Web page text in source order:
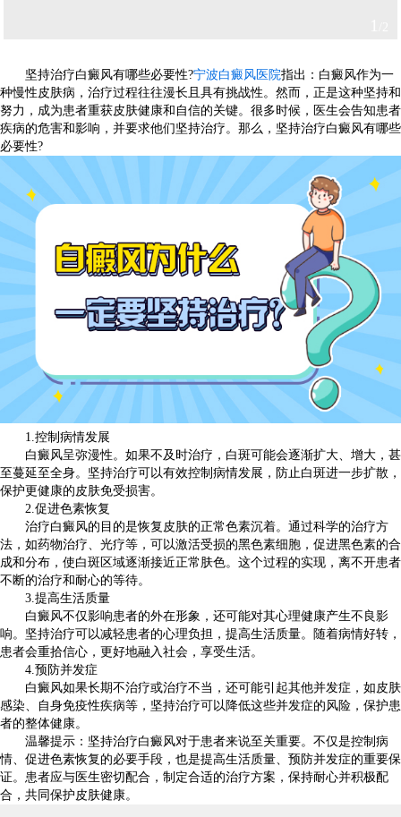
坚持治疗白癜风有哪些必要性?宁波白癜风医院指出：白癜风作为一
种慢性皮肤病，治疗过程往往漫长且具有挑战性。然而，正是这种坚持和
努力，成为患者重获皮肤健康和自信的关键。很多时候，医生会告知患者
疾病的危害和影响，并要求他们坚持治疗。那么，坚持治疗白癜风有哪些
必要性?
1.控制病情发展
白癜风呈弥漫性。如果不及时治疗，白斑可能会逐渐扩大、增大，甚
至蔓延至全身。坚持治疗可以有效控制病情发展，防止白斑进一步扩散，
保护更健康的皮肤免受损害。
2.促进色素恢复
治疗白癜风的目的是恢复皮肤的正常色素沉着。通过科学的治疗方
法，如药物治疗、光疗等，可以激活受损的黑色素细胞，促进黑色素的合
成和分布，使白斑区域逐渐接近正常肤色。这个过程的实现，离不开患者
不断的治疗和耐心的等待。
3.提高生活质量
白癜风不仅影响患者的外在形象，还可能对其心理健康产生不良影
响。坚持治疗可以减轻患者的心理负担，提高生活质量。随着病情好转，
患者会重拾信心，更好地融入社会，享受生活。
4.预防并发症
白癜风如果长期不治疗或治疗不当，还可能引起其他并发症，如皮肤
感染、自身免疫性疾病等，坚持治疗可以降低这些并发症的风险，保护患
者的整体健康。
温馨提示：坚持治疗白癜风对于患者来说至关重要。不仅是控制病
情、促进色素恢复的必要手段，也是提高生活质量、预防并发症的重要保
证。患者应与医生密切配合，制定合适的治疗方案，保持耐心并积极配
合，共同保护皮肤健康。